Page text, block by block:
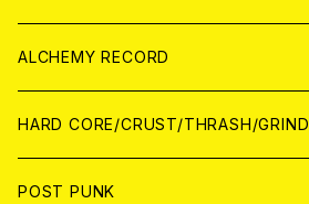
PATCH
アナログ
DIGITAL CONTENTS
ALCHEMY RECORD
CD
ANALOG
HARD CORE/CRUST/THRASH/GRIND
JAPAN
POST PUNK